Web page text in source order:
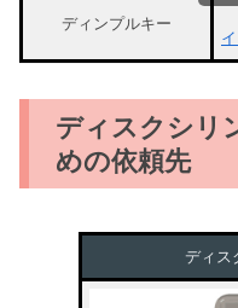
ディンプルキー
ディスクシリ
めの依頼先
ディス